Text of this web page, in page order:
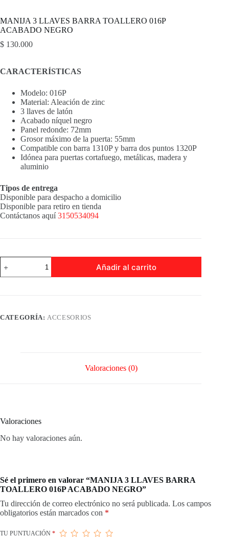
MANIJA 3 LLAVES BARRA TOALLERO 016P
ACABADO NEGRO
$ 130.000
CARACTERÍSTICAS
Modelo: 016P
Material: Aleación de zinc
3 llaves de latón
Acabado níquel negro
Panel redonde: 72mm
Grosor máximo de la puerta: 55mm
Compatible con barra 1310P y barra dos puntos 1320P
Idónea para puertas cortafuego, metálicas, madera y
aluminio
Tipos de entrega
Disponible para despacho a domicilio
Disponible para retiro en tienda
Contáctanos aquí3150534094
LLAVES
ACABADO
NEGRO
Añadir al carrito
CATEGORÍA:ACCESORIOS
Valoraciones (0)
Valoraciones
No hay valoraciones aún.
Sé el primero en valorar “MANIJA 3 LLAVES BARRA
TOALLERO 016P ACABADO NEGRO”
Tu dirección de correo electrónico no será publicada. Los campos
obligatorios están marcados con *
TU PUNTUACIÓN *